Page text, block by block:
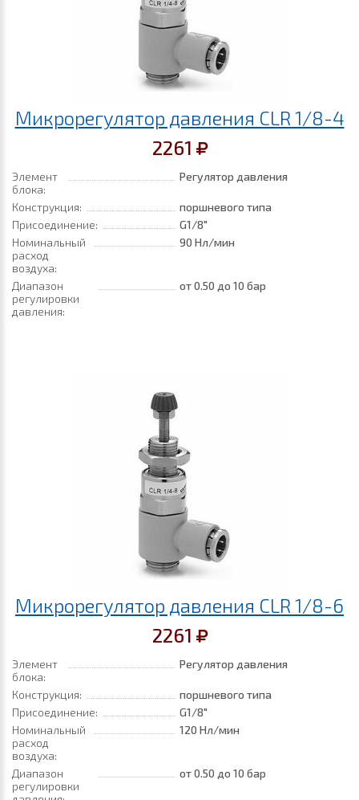
Микрорегулятор давления CLR 1/8-4
2261
Элемент
блока:
Регулятор давления
Конструкция:
поршневого типа
Присоединение:
G1/8"
Номинальный
расход
воздуха:
90 Нл/мин
Диапазон
регулировки
давления:
от 0.50 до 10 бар
Микрорегулятор давления CLR 1/8-6
2261
Элемент
блока:
Регулятор давления
Конструкция:
поршневого типа
Присоединение:
G1/8"
Номинальный
расход
воздуха:
120 Нл/мин
Диапазон
регулировки
от 0.50 до 10 бар